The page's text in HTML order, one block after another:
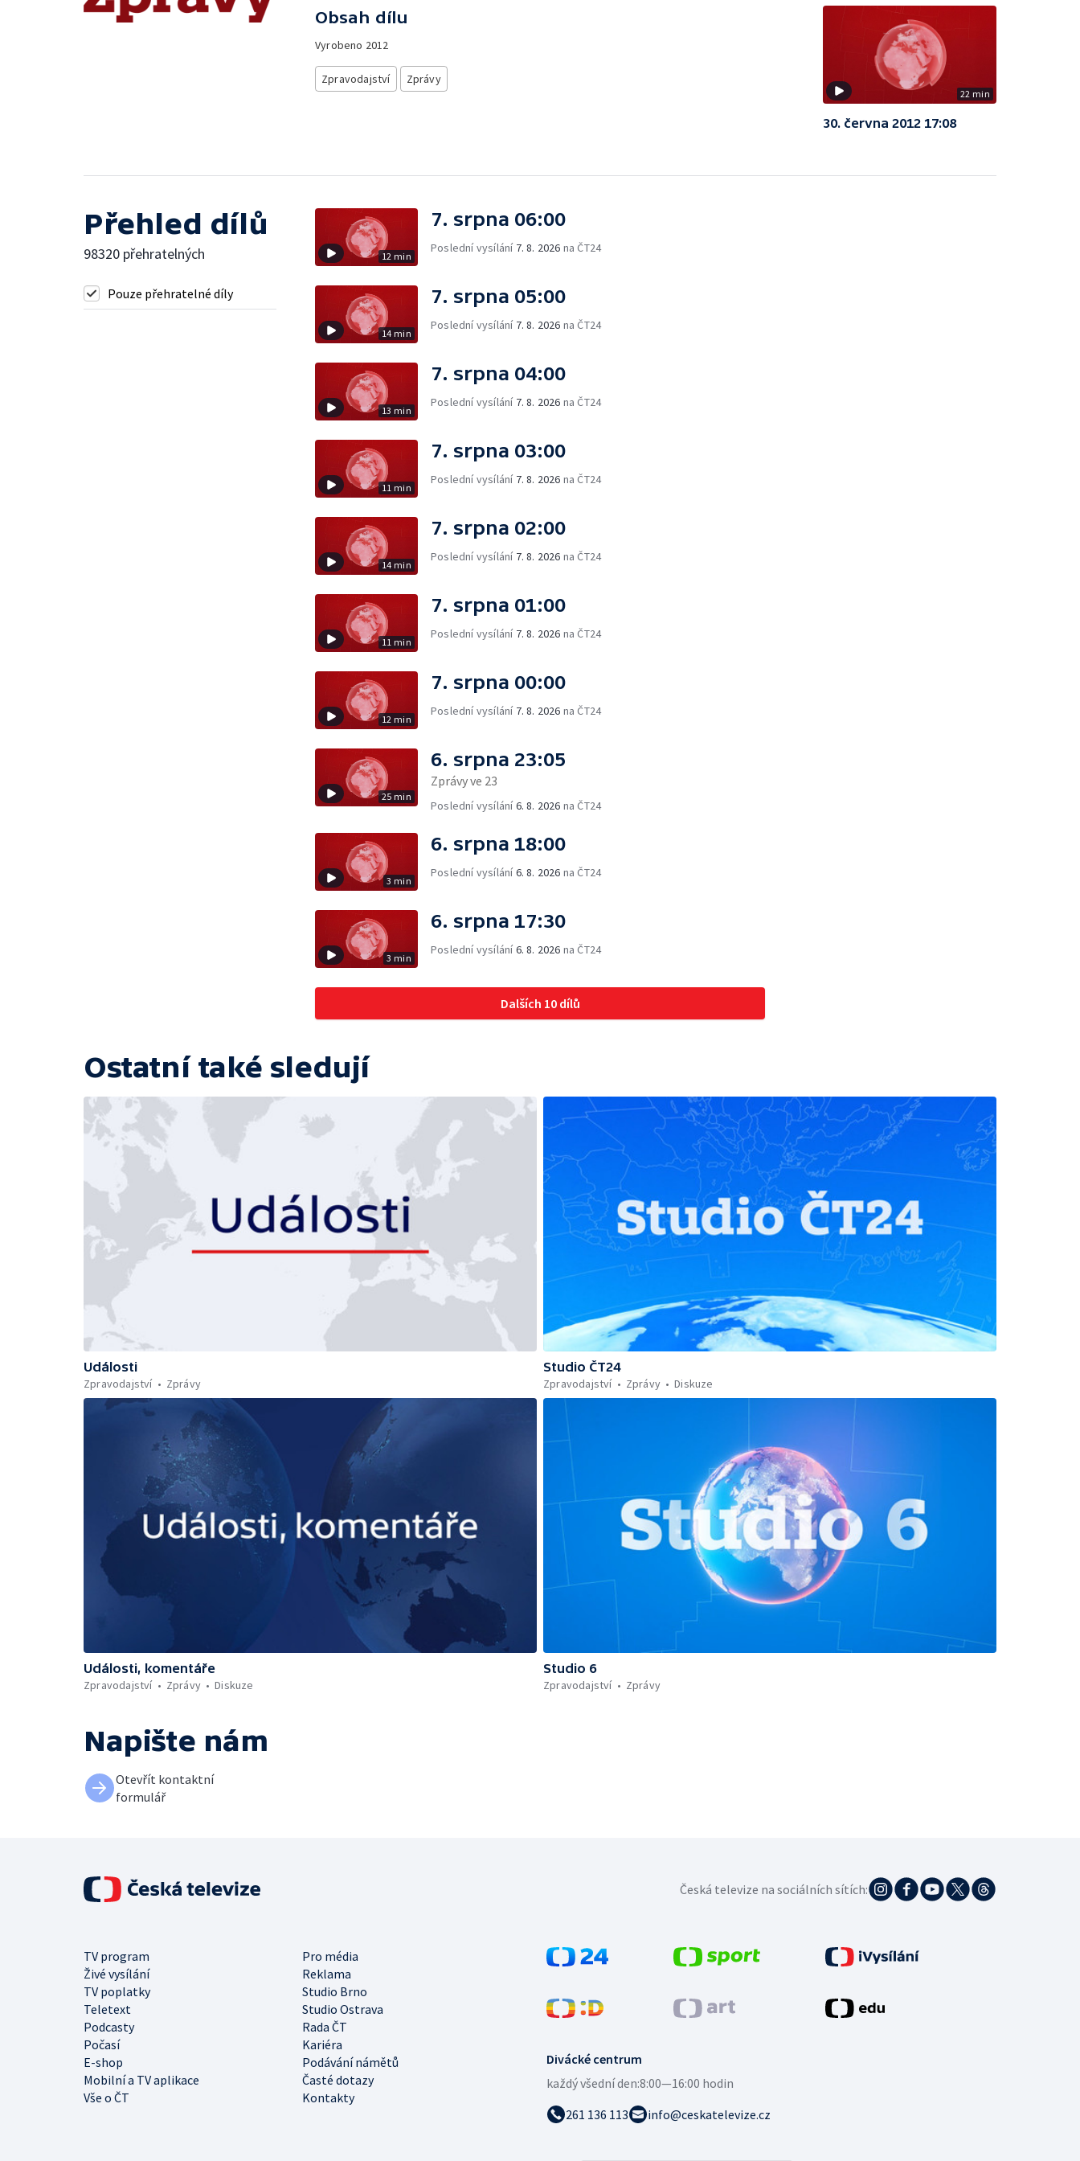
Obsah dílu
Vyrobeno 2012
Zpravodajství Zprávy
22 min
30. června 2012 17:08
Přehled dílů
98320 přehratelných
Pouze přehratelné díly
12 min
7. srpna 06:00
Poslední vysílání 7. 8. 2026 na ČT24
14 min
7. srpna 05:00
Poslední vysílání 7. 8. 2026 na ČT24
13 min
7. srpna 04:00
Poslední vysílání 7. 8. 2026 na ČT24
11 min
7. srpna 03:00
Poslední vysílání 7. 8. 2026 na ČT24
14 min
7. srpna 02:00
Poslední vysílání 7. 8. 2026 na ČT24
11 min
7. srpna 01:00
Poslední vysílání 7. 8. 2026 na ČT24
12 min
7. srpna 00:00
Poslední vysílání 7. 8. 2026 na ČT24
25 min
6. srpna 23:05
Zprávy ve 23
Poslední vysílání6. 8. 2026 na ČT24
3 min
6. srpna 18:00
Poslední vysílání6. 8. 2026 na ČT24
3 min
6. srpna 17:30
Poslední vysílání6. 8. 2026 na ČT24
Dalších 10 dílů
Ostatní také sledují
Události
Zpravodajství
Zprávy
Studio ČT24
Zpravodajství
Zprávy Diskuze
Události, komentáře
Zpravodajství
Zprávy Diskuze
Studio 6
Zpravodajství
Zprávy
Napište nám
Otevřít kontaktní
formulář
Divácké centrum
každý všední den:8:00—16:00 hodin
261 136 113
info@ceskatelevize.cz
TV program
Pro média
Živé vysílání
Reklama
TV poplatky
Studio Brno
Teletext
Studio Ostrava
Podcasty
Rada ČT
Počasí
Kariéra
E-shop
Podávání námětů
Mobilní a TV aplikace
Časté dotazy
Vše o ČT
Kontakty
Česká televize na sociálních sítích: